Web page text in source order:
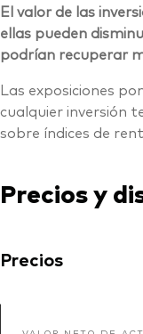
El valor de las
ellas pueden
podrían recuperar
Las exposiciones
cualquier inversión
sobre índices de
Precios y
Precios